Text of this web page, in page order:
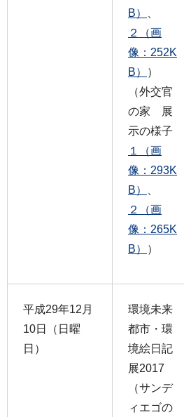
B）
２（画
像：252K
B）
）
（外交官
の家 展
示の様子
１（画
像：293K
B）
２（画
像：265K
B）
）
平成29年12月
10日（日曜
日）
環境未来
都市・環
境絵日記
展2017
（サンデ
ィエゴの